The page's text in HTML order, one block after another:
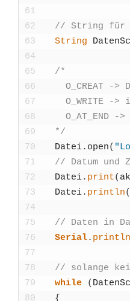
61
62
63
64
65
66
67
68
69
70
71
72
73
74
75
76
77
78
79
80
// String für
String
/*
O_CREAT ->
O_WRITE ->
O_AT_END ->
*/
Datei. open(
// Datum und
Datei. print(
Datei. println(
// Daten in
Seri­al. println
// solan­ge
while
(
{